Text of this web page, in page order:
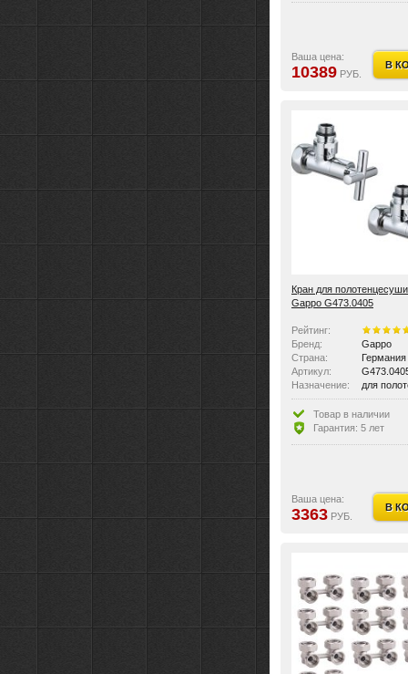
Ваша цена:
10389 РУБ.
В
Кран для
Gappo G473.0405
Рейтинг:
Бренд:
Gappo
Страна:
Германия
Артикул:
Назначение:
для
Размер:
1/2"Мx3/
Цвет:
Хром
Материал:
Латунь
Товар в наличии
Гарантия: 5 лет
Ваша цена:
3363 РУБ.
В